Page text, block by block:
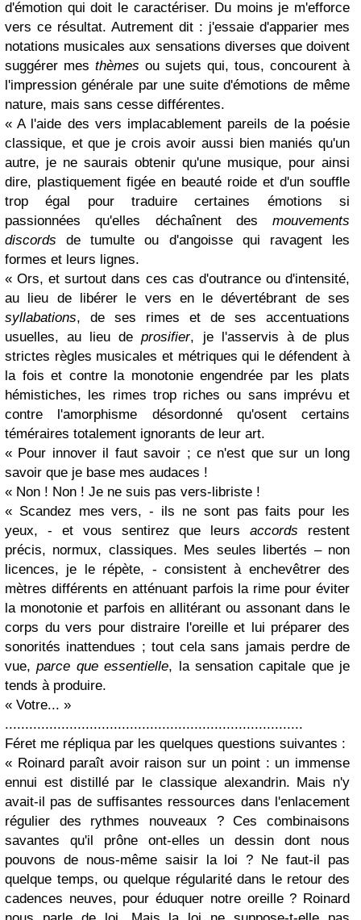
d'émotion qui doit le caractériser. Du moins je m'efforce
vers ce résultat. Autrement dit : j'essaie d'apparier mes
notations musicales aux sensations diverses que doivent
suggérer mes thèmes ou sujets qui, tous, concourent à
l'impression générale par une suite d'émotions de même
nature, mais sans cesse différentes.
« A l'aide des vers implacablement pareils de la poésie
classique, et que je crois avoir aussi bien maniés qu'un
autre, je ne saurais obtenir qu'une musique, pour ainsi
dire, plastiquement figée en beauté roide et d'un souffle
trop égal pour traduire certaines émotions si
passionnées qu'elles déchaînent des mouvements
discords de tumulte ou d'angoisse qui ravagent les
formes et leurs lignes.
« Ors, et surtout dans ces cas d'outrance ou d'intensité,
au lieu de libérer le vers en le dévertébrant de ses
syllabations, de ses rimes et de ses accentuations
usuelles, au lieu deprosifier, je l'asservis à de plus
strictes règles musicales et métriques qui le défendent à
la fois et contre la monotonie engendrée par les plats
hémistiches, les rimes trop riches ou sans imprévu et
contre l'amorphisme désordonné qu'osent certains
téméraires totalement ignorants de leur art.
« Pour innover il faut savoir ; ce n'est que sur un long
savoir que je base mes audaces !
« Non ! Non ! Je ne suis pas vers-libriste !
« Scandez mes vers, - ils ne sont pas faits pour les
yeux, - et vous sentirez que leursaccords restent
précis, normux, classiques. Mes seules libertés – non
licences, je le répète, - consistent à enchevêtrer des
mètres différents en atténuant parfois la rime pour éviter
la monotonie et parfois en allitérant ou assonant dans le
corps du vers pour distraire l'oreille et lui préparer des
sonorités inattendues ; tout cela sans jamais perdre de
vue,parce que essentielle, la sensation capitale que je
tends à produire.
« Votre... »
..........................................................................
Féret me répliqua par les quelques questions suivantes :
« Roinard paraît avoir raison sur un point : un immense
ennui est distillé par le classique alexandrin. Mais n'y
avait-il pas de suffisantes ressources dans l'enlacement
régulier des rythmes nouveaux ? Ces combinaisons
savantes qu'il prône ont-elles un dessin dont nous
pouvons de nous-même saisir la loi ? Ne faut-il pas
quelque temps, ou quelque régularité dans le retour des
cadences neuves, pour éduquer notre oreille ? Roinard